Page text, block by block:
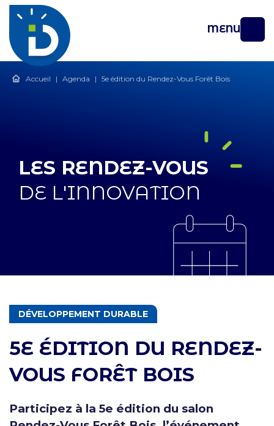
MENU
Accueil | Agenda | 5e édition du Rendez-Vous Forêt Bois
LES RENDEZ-VOUS
DE L'INNOVATION
THÉMATIQUES
DÉVELOPPEMENT DURABLE
5E ÉDITION DU RENDEZ-
VOUS FORÊT BOIS
Participez à la 5e édition du salon